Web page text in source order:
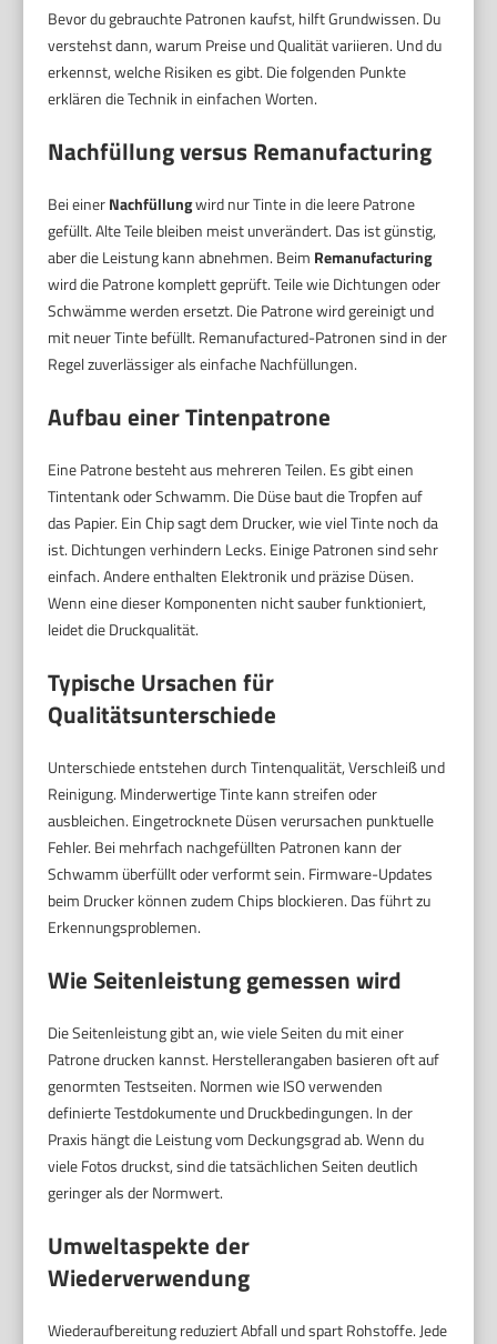
Bevor du gebrauchte Patronen kaufst, hilft Grundwissen. Du
verstehst dann, warum Preise und Qualität variieren. Und du
erkennst, welche Risiken es gibt. Die folgenden Punkte
erklären die Technik in einfachen Worten.
Nachfüllung versus Remanufacturing
Bei einerNachfüllungwird nur Tinte in die leere Patrone
gefüllt. Alte Teile bleiben meist unverändert. Das ist günstig,
aber die Leistung kann abnehmen. Beim Remanufacturing
wird die Patrone komplett geprüft. Teile wie Dichtungen oder
Schwämme werden ersetzt. Die Patrone wird gereinigt und
mit neuer Tinte befüllt. Remanufactured-Patronen sind in der
Regel zuverlässiger als einfache Nachfüllungen.
Aufbau einer Tintenpatrone
Eine Patrone besteht aus mehreren Teilen. Es gibt einen
Tintentank oder Schwamm. Die Düse baut die Tropfen auf
das Papier. Ein Chip sagt dem Drucker, wie viel Tinte noch da
ist. Dichtungen verhindern Lecks. Einige Patronen sind sehr
einfach. Andere enthalten Elektronik und präzise Düsen.
Wenn eine dieser Komponenten nicht sauber funktioniert,
leidet die Druckqualität.
Typische Ursachen für
Qualitätsunterschiede
Unterschiede entstehen durch Tintenqualität, Verschleiß und
Reinigung. Minderwertige Tinte kann streifen oder
ausbleichen. Eingetrocknete Düsen verursachen punktuelle
Fehler. Bei mehrfach nachgefüllten Patronen kann der
Schwamm überfüllt oder verformt sein. Firmware-Updates
beim Drucker können zudem Chips blockieren. Das führt zu
Erkennungsproblemen.
Wie Seitenleistung gemessen wird
Die Seitenleistung gibt an, wie viele Seiten du mit einer
Patrone drucken kannst. Herstellerangaben basieren oft auf
genormten Testseiten. Normen wie ISO verwenden
definierte Testdokumente und Druckbedingungen. In der
Praxis hängt die Leistung vom Deckungsgrad ab. Wenn du
viele Fotos druckst, sind die tatsächlichen Seiten deutlich
geringer als der Normwert.
Umweltaspekte der
Wiederverwendung
Wiederaufbereitung reduziert Abfall und spart Rohstoffe. Jede